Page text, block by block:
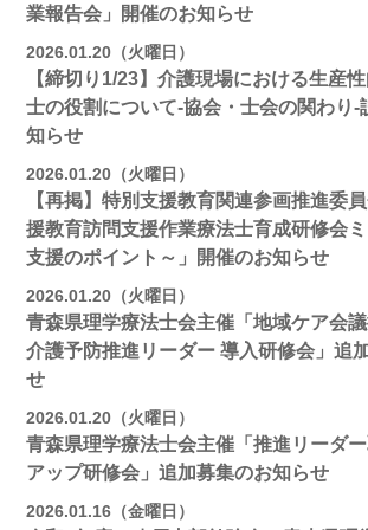
業報告会」開催のお知らせ
2026.01.20（火曜日）
【締切り1/23】介護現場における生産
士の役割について-協会・士会の関わり-
知らせ
2026.01.20（火曜日）
【再掲】特別支援教育関連参画推進委
援教育訪問支援作業療法士育成研修会
支援のポイント～」開催のお知らせ
2026.01.20（火曜日）
青森県理学療法士会主催「地域ケア会議
介護予防推進リーダー 導入研修会」追
せ
2026.01.20（火曜日）
青森県理学療法士会主催「推進リーダ
アップ研修会」追加募集のお知らせ
2026.01.16（金曜日）